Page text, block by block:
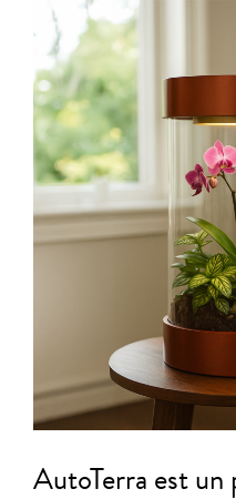
AutoTerra est